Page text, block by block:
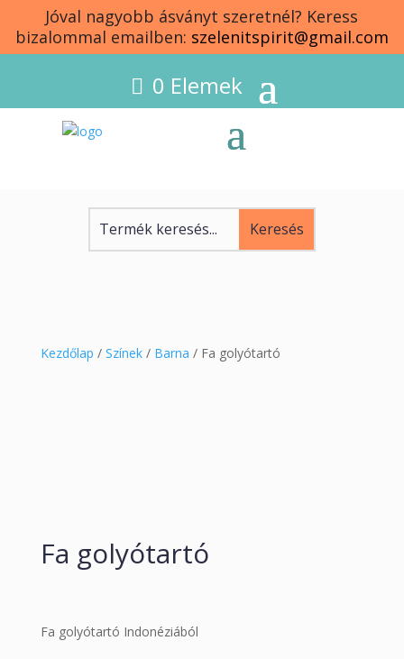
Jóval nagyobb ásványt szeretnél? Keress
bizalommal emailben: szelenitspirit@gmail.com
0 Elemek
Kezdőlap / Színek/ Barna / Fa golyótartó
Fa golyótartó
Fa golyótartó Indonéziából